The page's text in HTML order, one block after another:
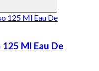
Ml Eau De